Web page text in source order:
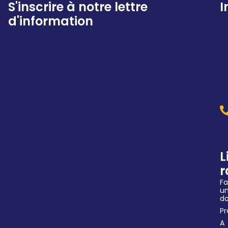
S'inscrire à notre lettre
d'information
A